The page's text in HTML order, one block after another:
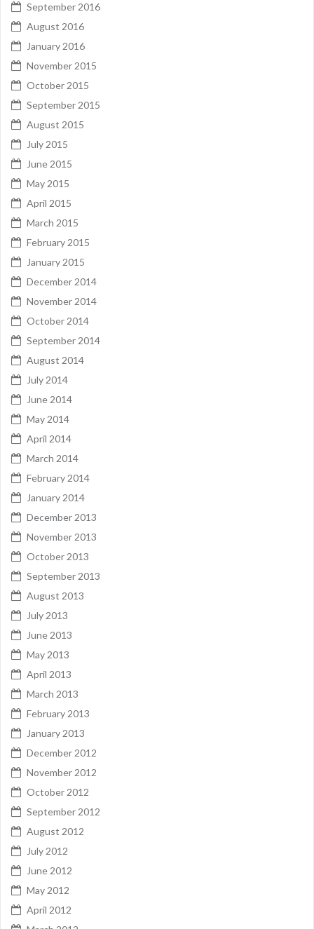
September 2016
August 2016
January 2016
November 2015
October 2015
September 2015
August 2015
July 2015
June 2015
May 2015
April 2015
March 2015
February 2015
January 2015
December 2014
November 2014
October 2014
September 2014
August 2014
July 2014
June 2014
May 2014
April 2014
March 2014
February 2014
January 2014
December 2013
November 2013
October 2013
September 2013
August 2013
July 2013
June 2013
May 2013
April 2013
March 2013
February 2013
January 2013
December 2012
November 2012
October 2012
September 2012
August 2012
July 2012
June 2012
May 2012
April 2012